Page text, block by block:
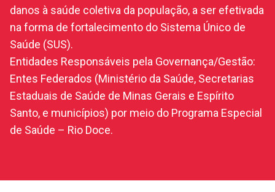
danos à saúde coletiva da população, a ser efetivada
na forma de fortalecimento do Sistema Único de
Saúde (SUS).
Entidades Responsáveis pela Governança/Gestão:
Entes Federados (Ministério da Saúde, Secretarias
Estaduais de Saúde de Minas Gerais e Espírito
Santo, e municípios) por meio do Programa Especial
de Saúde – Rio Doce.